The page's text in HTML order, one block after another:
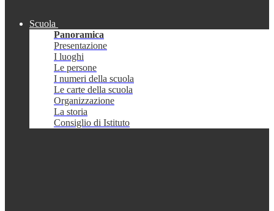
Scuola
Panoramica
Presentazione
I luoghi
Le persone
I numeri della scuola
Le carte della scuola
Organizzazione
La storia
Consiglio di Istituto